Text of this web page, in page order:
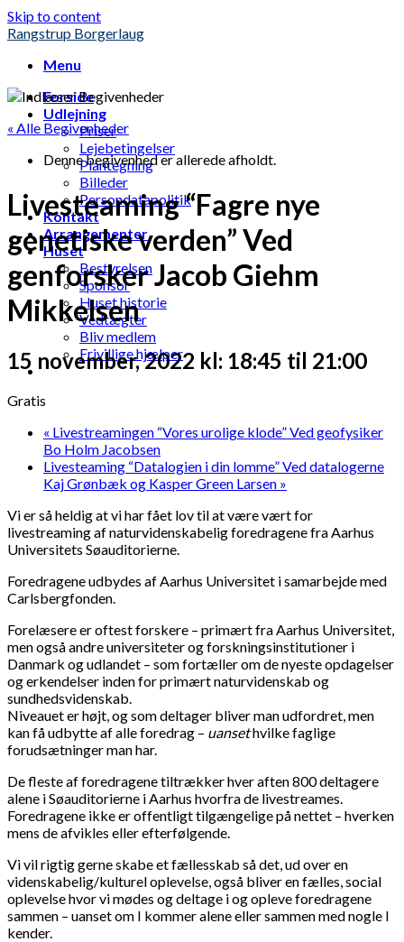
Skip to content
Rangstrup Borgerlaug
Menu
Forside
Udlejning
Priser
Lejebetingelser
Plantegning
Billeder
Persondatapolitik
Kontakt
Arrangementer
Huset
Bestyrelsen
Sponsor
Huset historie
Vedtægter
Bliv medlem
Frivillige hjælper
« Alle Begivenheder
Denne begivenhed er allerede afholdt.
Livesteaming “Fagre nye
genetiske verden” Ved
genforsker Jacob Giehm
Mikkelsen
15 november, 2022 kl: 18:45 til 21:00
Gratis
« Livestreamingen “Vores urolige klode” Ved geofysiker
Bo Holm Jacobsen
Livesteaming “Datalogien i din lomme” Ved datalogerne
Kaj Grønbæk og Kasper Green Larsen »
Vi er så heldig at vi har fået lov til at være vært for
livestreaming af naturvidenskabelig foredragene fra Aarhus
Universitets Søauditorierne.
Foredragene udbydes af Aarhus Universitet i samarbejde med
Carlsbergfonden.
Forelæsere er oftest forskere – primært fra Aarhus Universitet,
men også andre universiteter og forskningsinstitutioner i
Danmark og udlandet – som fortæller om de nyeste opdagelser
og erkendelser inden for primært naturvidenskab og
sundhedsvidenskab.
Niveauet er højt, og som deltager bliver man udfordret, men
kan få udbytte af alle foredrag – uansethvilke faglige
forudsætninger man har.
De fleste af foredragene tiltrækker hver aften 800 deltagere
alene i Søauditorierne i Aarhus hvorfra de livestreames.
Foredragene ikke er offentligt tilgængelige på nettet – hverken
mens de afvikles eller efterfølgende.
Vi vil rigtig gerne skabe et fællesskab så det, ud over en
videnskabelig/kulturel oplevelse, også bliver en fælles, social
oplevelse hvor vi mødes og deltage i og opleve foredragene
sammen – uanset om I kommer alene eller sammen med nogle I
kender.